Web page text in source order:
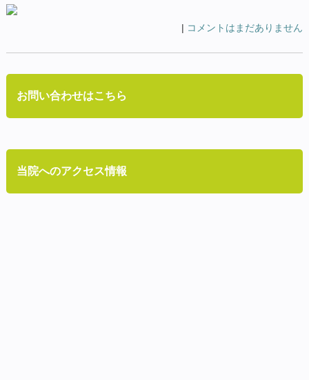
| コメントはまだありません
お問い合わせはこちら
当院へのアクセス情報